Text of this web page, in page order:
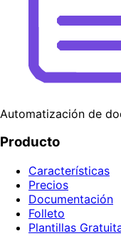
Automatización de
Producto
Características
Precios
Documentación
Folleto
Plantillas